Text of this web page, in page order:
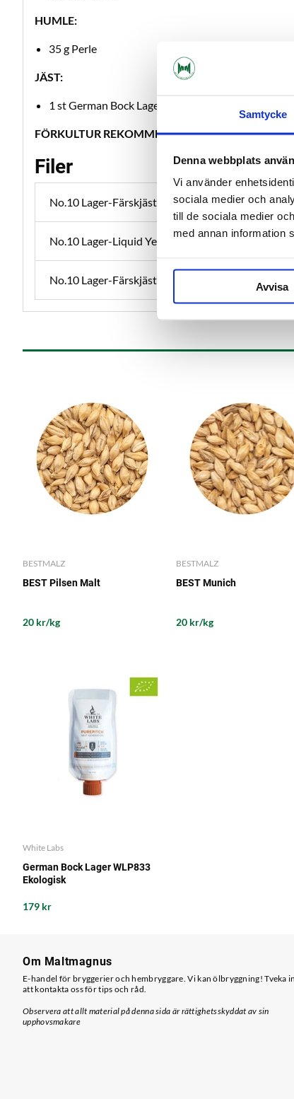
Samtycke
Denna webbplats
Vi använder
sociala medier och
till de sociala medier
med annan information
Avvisa
HUMLE:
35 g Perle
JÄST:
1 st German Bock Lager WLP833
FÖRKULTUR REKOMMENDERAS:Guide
Filer
No.10 Lager-Färskjäst-Instruktioner-SWE.pdf
No.10 Lager-Liquid Yeast-Instructions-ENG.pdf
No.10 Lager-Färskjäst-MaltMagnus-XML.xml
BESTMALZ
BEST Pilsen Malt
20 kr/kg
BESTMALZ
BEST Munich
20 kr/kg
White Labs
German Bock Lager WLP833
Ekologisk
179 kr
Om Maltmagnus
E-handel för bryggerier och hembryggare. Vi kan ölbryggning! Tveka
att kontakta oss för tips och råd.
Observera att allt material på denna sida är rättighetsskyddat av sin
upphovsmakare